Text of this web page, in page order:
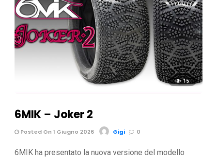
15
6MIK – Joker 2
Posted On 1 Giugno 2026 Gigi 0
6MIK ha presentato la nuova versione del modello